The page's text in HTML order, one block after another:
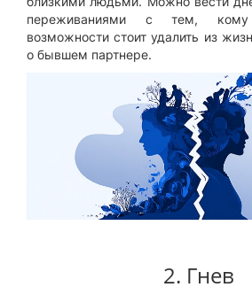
переживаниями с тем,
возможности стоит удалить из
о бывшем партнере.
2. Гнев